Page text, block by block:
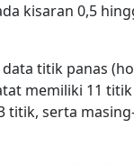
kisaran 0,5
titik panas
memiliki 11
titik, serta